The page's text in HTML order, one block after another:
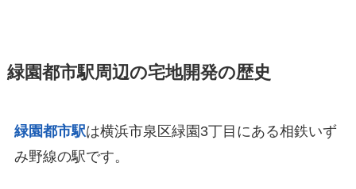
緑園都市駅周辺の宅地開発の歴史
緑園都市駅は横浜市泉区緑園3丁目にある相鉄いず
み野線の駅です。